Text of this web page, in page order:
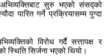
अभिव्यक्तिबाट सुरु भएको संसद्को
पारित गर्ने प्रक्रियासम्म पुग्दा
विरोध गर्दै सत्तापक्ष र
स्थिति सिर्जना भएको थियो।